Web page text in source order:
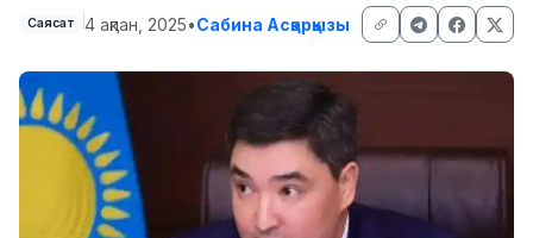
Саясат 4 ақпан, 2025•Сабина Асқарқызы